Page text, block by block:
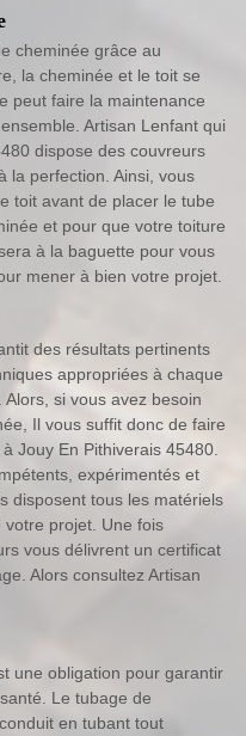
cheminée grâce au
la cheminée et le toit se
peut faire la maintenance
Artisan Lenfant qui
dispose des couvreurs
la perfection. Ainsi, vous
toit avant de placer le tube
et pour que votre toiture
à la baguette pour vous
mener à bien votre projet.
des résultats pertinents
appropriées à chaque
Alors, si vous avez besoin
Il vous suffit donc de faire
Jouy En Pithiverais 45480.
expérimentés et
disposent tous les matériels
votre projet. Une fois
vous délivrent un certificat
Alors consultez Artisan
une obligation pour garantir
Le tubage de
en tubant tout